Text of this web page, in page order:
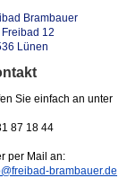
Brambauer
Freibad 12
Lünen
Sie einfach an unter
87 18 44
per Mail an:
brambauer.de